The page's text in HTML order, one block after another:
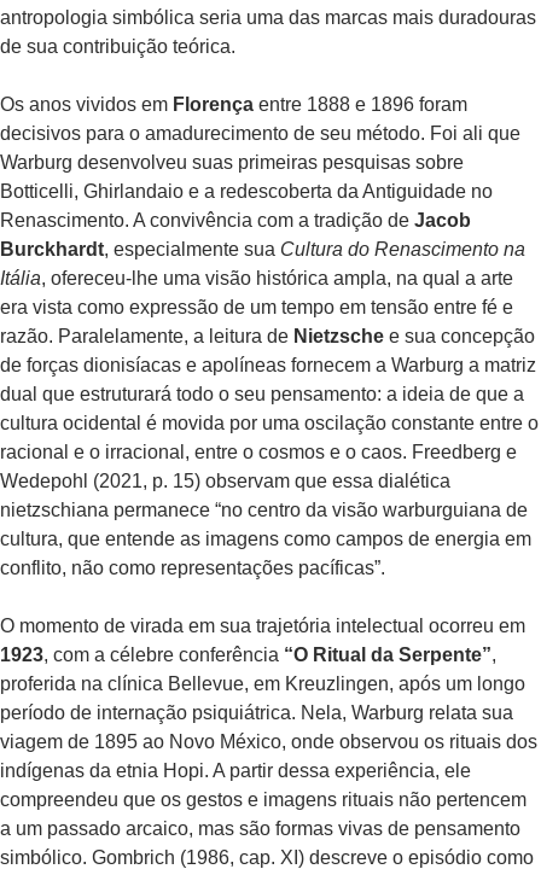
antropologia simbólica seria uma das marcas mais duradouras
de sua contribuição teórica.
Os anos vividos em Florença entre 1888 e 1896 foram
decisivos para o amadurecimento de seu método. Foi ali que
Warburg desenvolveu suas primeiras pesquisas sobre
Botticelli, Ghirlandaio e a redescoberta da Antiguidade no
Renascimento. A convivência com a tradição de Jacob
Burckhardt, especialmente sua Cultura do Renascimento na
Itália, ofereceu-lhe uma visão histórica ampla, na qual a arte
era vista como expressão de um tempo em tensão entre fé e
razão. Paralelamente, a leitura de Nietzsche e sua concepção
de forças dionisíacas e apolíneas fornecem a Warburg a matriz
dual que estruturará todo o seu pensamento: a ideia de que a
cultura ocidental é movida por uma oscilação constante entre o
racional e o irracional, entre o cosmos e o caos. Freedberg e
Wedepohl (2021, p. 15) observam que essa dialética
nietzschiana permanece “no centro da visão warburguiana de
cultura, que entende as imagens como campos de energia em
conflito, não como representações pacíficas”.
O momento de virada em sua trajetória intelectual ocorreu em
1923, com a célebre conferência “O Ritual da Serpente”,
proferida na clínica Bellevue, em Kreuzlingen, após um longo
período de internação psiquiátrica. Nela, Warburg relata sua
viagem de 1895 ao Novo México, onde observou os rituais dos
indígenas da etnia Hopi. A partir dessa experiência, ele
compreendeu que os gestos e imagens rituais não pertencem
a um passado arcaico, mas são formas vivas de pensamento
simbólico. Gombrich (1986, cap. XI) descreve o episódio como